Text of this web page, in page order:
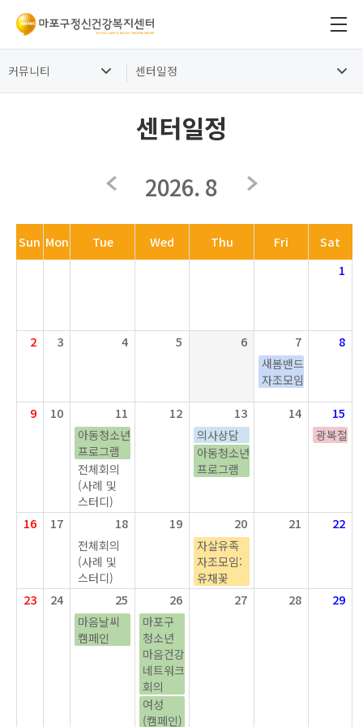
커뮤니티 센터일정
센터일정
2026. 8
Sun Mon Tue Wed Thu Fri
Sat
1
2 3 4 5 6 7
새봄밴드
자조모임
8
9 10 11
아동청소년
프로그램
전체회의
(사례 및
스터디)
12 13
의사상담
아동청소년
프로그램
14 15
광복절
16 17 18
전체회의
(사례 및
스터디)
19 20
자살유족
자조모임:
유채꽃
21 22
23 24 25
마음날씨
캠페인
26
마포구
청소년
마음건강
네트워크
회의
여성
(캠페인)
27 28 29